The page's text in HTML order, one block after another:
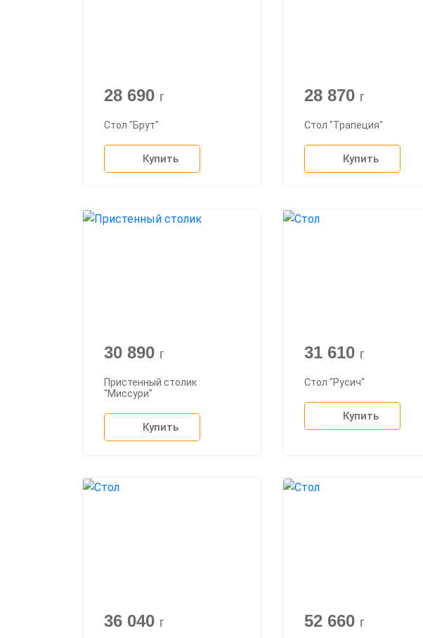
28 690 г
Стол "Брут"
Купить
28 870 г
Стол "Трапеция"
Купить
30 890 г
Пристенный столик
"Миссури"
Купить
31 610 г
Стол "Русич"
Купить
36 040 г 52 660 г